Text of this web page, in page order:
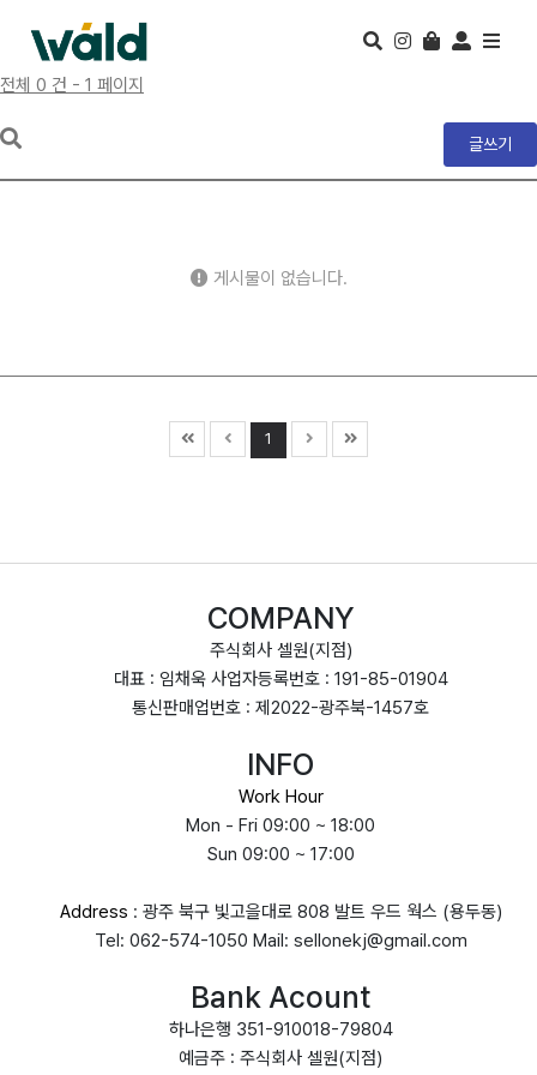
전체 0 건 - 1 페이지
글쓰기
게시물이 없습니다.
1
COMPANY
주식회사 셀원(지점)
대표 : 임채욱 사업자등록번호 : 191-85-01904
통신판매업번호 : 제2022-광주북-1457호
INFO
Work Hour
Mon - Fri 09:00 ~ 18:00
Sun 09:00 ~ 17:00
Address : 광주 북구 빛고을대로 808 발트 우드 웍스 (용두동)
Tel: 062-574-1050 Mail: sellonekj@gmail.com
Bank Acount
하나은행 351-910018-79804
예금주 : 주식회사 셀원(지점)